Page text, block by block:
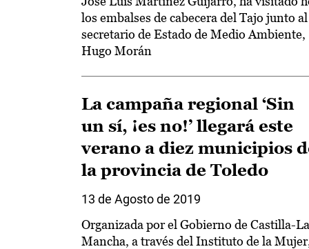
los embalses de cabecera del Tajo junto al
secretario de Estado de Medio Ambiente,
Hugo Morán
La campaña regional ‘Sin
un sí, ¡es no!’ llegará este
verano a diez municipios
la provincia de Toledo
13 de Agosto de 2019
Organizada por el Gobierno de Castilla-La
Mancha, a través del Instituto de la